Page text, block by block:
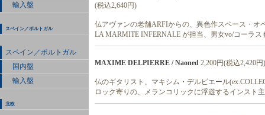
輸入盤
スペイン／ポルトガル
スペイン／ポルトガル
国内盤
輸入盤
北欧
(税込2,640円)
仏アヴァンの老舗ARFIからの、異色作スペース・
LA MARMITE INFERNALE が担当、男女vo/コーラ
MAXIME DELPIERRE / Naoned 2,200円(税込2,420円)
仏のギタリスト、マキシム・デルピエール
ロック寄りの、メランコリックに浮遊するインスト